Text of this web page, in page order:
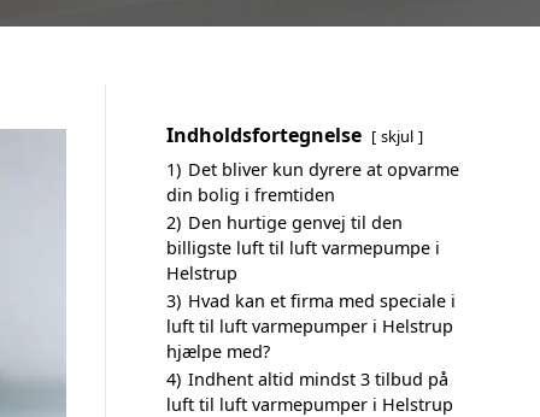
Indholdsfortegnelse skjul
1) Det bliver kun dyrere at opvarme
din bolig i fremtiden
2) Den hurtige genvej til den
billigste luft til luft varmepumpe i
Helstrup
3) Hvad kan et firma med speciale i
luft til luft varmepumper i Helstrup
hjælpe med?
4) Indhent altid mindst 3 tilbud på
luft til luft varmepumper i Helstrup